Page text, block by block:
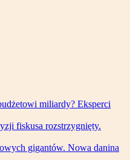
miliardy? Eksperci
fiskusa rozstrzygnięty.
gigantów. Nowa danina